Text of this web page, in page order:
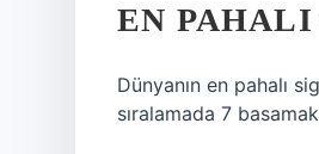
EN
Dünyanın en pahalı
sıralamada 7